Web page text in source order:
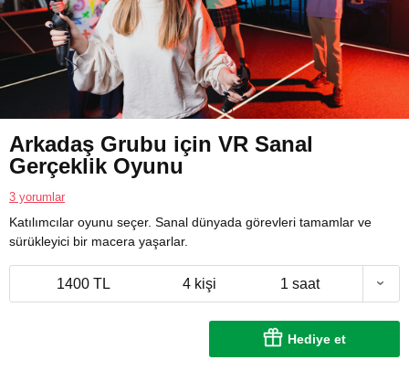
Arkadaş Grubu için VR Sanal
Gerçeklik Oyunu
3 yorumlar
Katılımcılar oyunu seçer. Sanal dünyada görevleri tamamlar ve
sürükleyici bir macera yaşarlar.
1400 TL 4 kişi 1 saat
Hediye et